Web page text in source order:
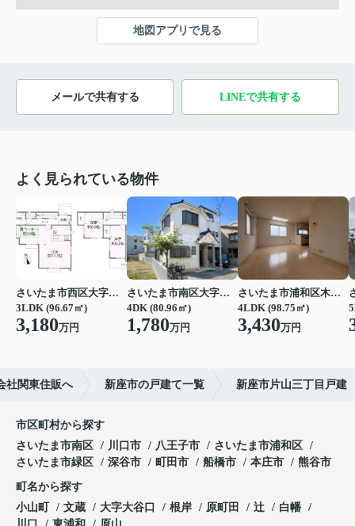
地図アプリで見る
メールで共有する LINEで共有する
よく見られている物件
さいたま市西区大字西遊馬
3LDK (96.67㎡)
3,180万円
さいたま市南区大字円正寺
4DK (80.96㎡)
1,780万円
さいたま市浦和区木崎５丁目
4LDK (98.75㎡)
3,430万円
社関東住販へ 新座市の戸建て一覧 新座市片山三丁目戸建
市区町村から探す
さいたま市南区
川口市 八王子市
さいたま市浦和区
さいたま市緑区
深谷市 町田市 船橋市 本庄市 熊谷市
町名から探す
小山町
文蔵 大字大谷口 根岸 原町田 辻
白幡